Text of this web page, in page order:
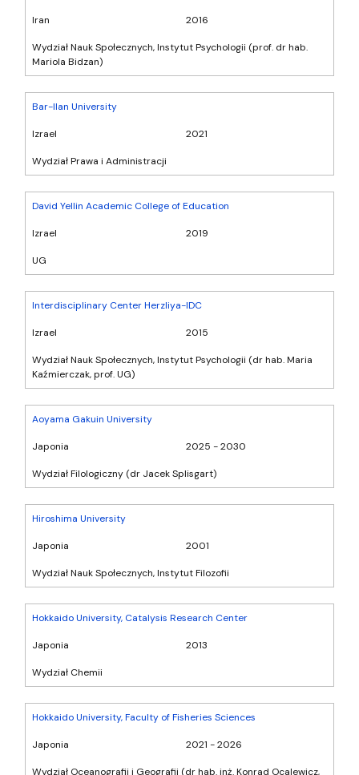
Iran 2016
Wydział Nauk Społecznych, Instytut Psychologii (prof. dr hab.
Mariola Bidzan)
Bar-Ilan University
Izrael 2021
Wydział Prawa i Administracji
David Yellin Academic College of Education
Izrael 2019
UG
Interdisciplinary Center Herzliya-IDC
Izrael 2015
Wydział Nauk Społecznych, Instytut Psychologii (dr hab. Maria
Kaźmierczak, prof. UG)
Aoyama Gakuin University
Japonia 2025 - 2030
Wydział Filologiczny (dr Jacek Splisgart)
Hiroshima University
Japonia 2001
Wydział Nauk Społecznych, Instytut Filozofii
Hokkaido University, Catalysis Research Center
Japonia 2013
Wydział Chemii
Hokkaido University, Faculty of Fisheries Sciences
Japonia 2021 - 2026
Wydział Oceanografii i Geografii (dr hab. inż. Konrad Ocalewicz,